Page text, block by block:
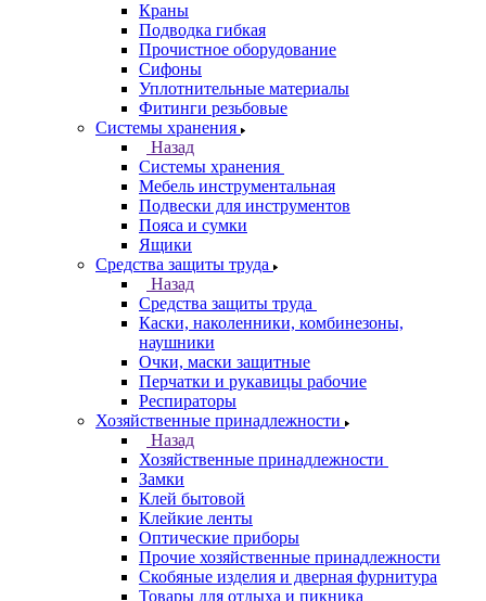
Краны
Подводка гибкая
Прочистное оборудование
Сифоны
Уплотнительные материалы
Фитинги резьбовые
Системы хранения
Назад
Системы хранения
Мебель инструментальная
Подвески для инструментов
Пояса и сумки
Ящики
Средства защиты труда
Назад
Средства защиты труда
Каски, наколенники, комбинезоны,
наушники
Очки, маски защитные
Перчатки и рукавицы рабочие
Респираторы
Хозяйственные принадлежности
Назад
Хозяйственные принадлежности
Замки
Клей бытовой
Клейкие ленты
Оптические приборы
Прочие хозяйственные принадлежности
Скобяные изделия и дверная фурнитура
Товары для отдыха и пикника